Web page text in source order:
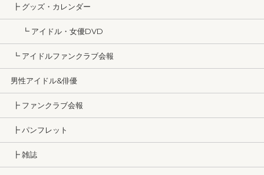
┣ グッズ・カレンダー
┗ アイドル・女優DVD
┗ アイドルファンクラブ会報
男性アイドル&俳優
┣ ファンクラブ会報
┣ パンフレット
┣ 雑誌